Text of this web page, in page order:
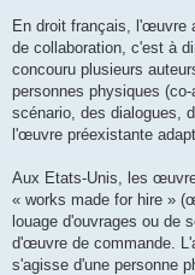
En droit français, l'œuvre
de collaboration, c'est à
concouru plusieurs
personnes physiques
scénario, des dialogues,
l'œuvre préexistante
Aux Etats-Unis, les
« works made for hire »
louage d'ouvrages ou de
d'œuvre de commande.
s'agisse d'une personne